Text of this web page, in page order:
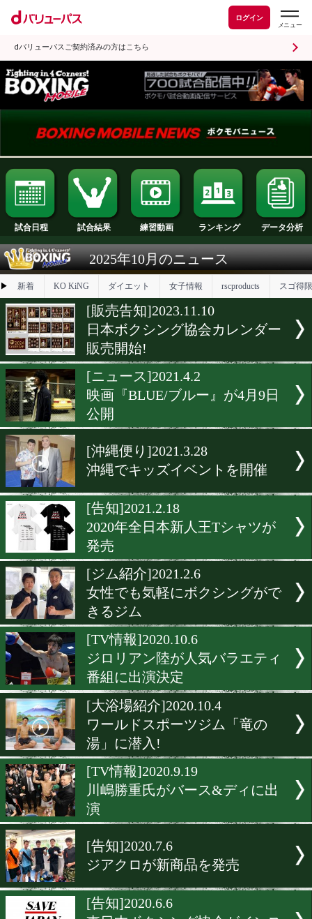
ログイン
dバリューパスご契約済みの方はこちら
試合日程 試合結果 練習動画 ランキング
2025年10月のニュース
▶ 新着 KO KiNG ダイエット
[販売告知]2023.11.10
日本ボクシング協会カレン
販売開始!
[ニュース]2021.4.2
映画『BLUE/ブルー』が4
公開
[沖縄便り]2021.3.28
沖縄でキッズイベントを開
[告知]2021.2.18
2020年全日本新人王Tシャ
発売
[ジム紹介]2021.2.6
女性でも気軽にボクシング
きるジム
[TV情報]2020.10.6
ジロリアン陸が人気バラエ
[大浴場紹介]2020.10.4
ワールドスポーツジム「竜
湯」に潜入!